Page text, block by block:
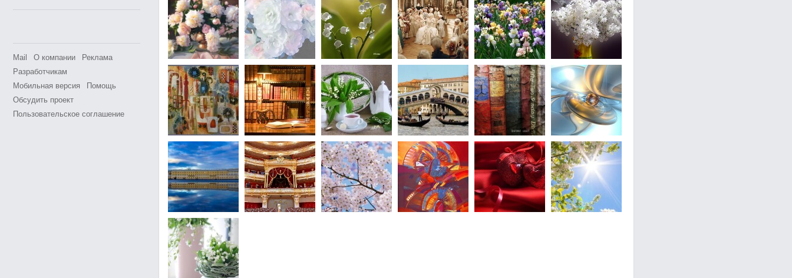
Mail О компании
Реклама
Разработчикам
Мобильная версия
Помощь
Обсудить проект
Пользовательское соглашение